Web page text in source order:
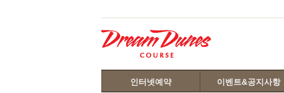
인터넷예약 이벤트&공지사항